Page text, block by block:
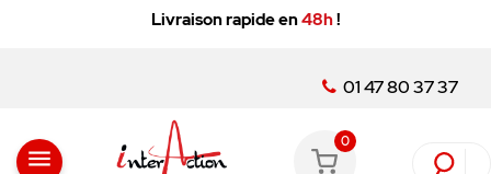
Livraison rapide en48h!
01 47 80 37 37
menu
0